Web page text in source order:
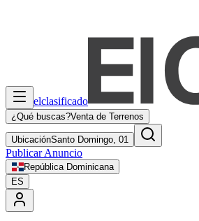
elclasificado
¿Qué buscas?Venta de Terrenos
UbicaciónSanto Domingo, 01
Publicar Anuncio
República Dominicana
ES